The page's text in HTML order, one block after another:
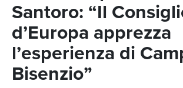
Santoro: “Il
d’Europa apprezza
l’esperienza di
Bisenzio”